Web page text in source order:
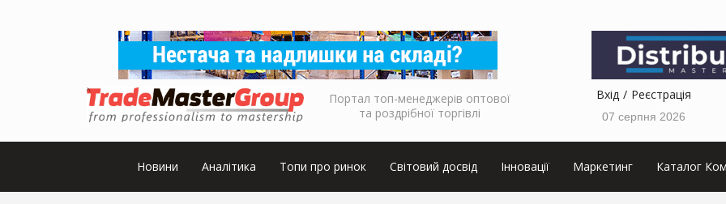
Портал топ-менеджерів оптової
та роздрібної торгівлі
Вхід Реєстрація
07 серпня 2026
Новини Аналітика Топи про ринок Світовий досвід Інновації Маркетинг Каталог